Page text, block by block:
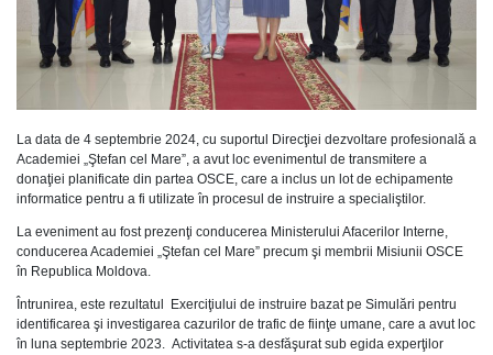
La data de 4 septembrie 2024, cu suportul Direcţiei dezvoltare profesională a
Academiei „Ştefan cel Mare”, a avut loc evenimentul de transmitere a
donaţiei planificate din partea OSCE, care a inclus un lot de echipamente
informatice pentru a fi utilizate în procesul de instruire a specialiştilor.
La eveniment au fost prezenţi conducerea Ministerului Afacerilor Interne,
conducerea Academiei „Ştefan cel Mare” precum şi membrii Misiunii OSCE
în Republica Moldova.
Întrunirea, este rezultatul Exerciţiului de instruire bazat pe Simulări pentru
identificarea şi investigarea cazurilor de trafic de fiinţe umane, care a avut loc
în luna septembrie 2023. Activitatea s-a desfăşurat sub egida experţilor